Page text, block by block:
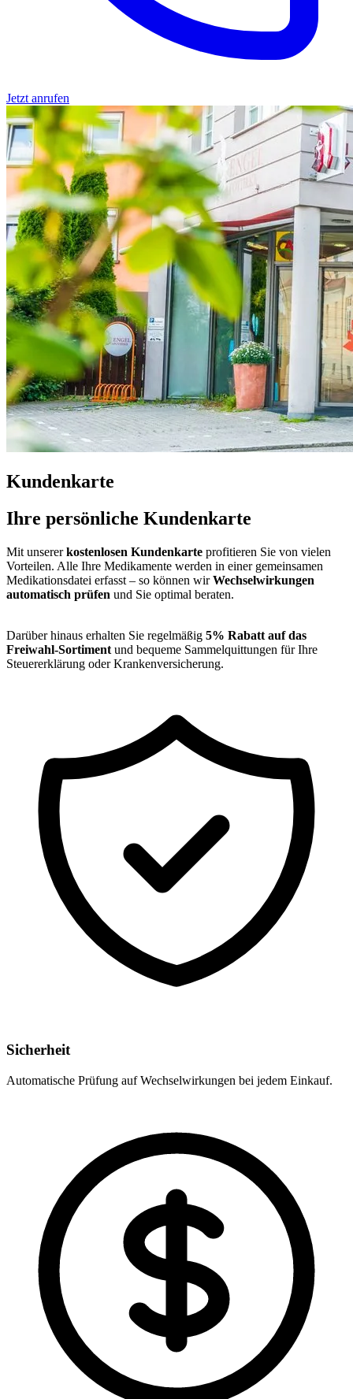
Jetzt anrufen
Kundenkarte
Ihre persönliche Kundenkarte
Mit unsererkostenlosen Kundenkarte profitieren Sie von vielen
Vorteilen. Alle Ihre Medikamente werden in einer gemeinsamen
Medikationsdatei erfasst – so können wirWechselwirkungen
automatisch prüfen und Sie optimal beraten.
Darüber hinaus erhalten Sie regelmäßig 5% Rabatt auf das
Freiwahl-Sortiment und bequeme Sammelquittungen für Ihre
Steuererklärung oder Krankenversicherung.
Sicherheit
Automatische Prüfung auf Wechselwirkungen bei jedem Einkauf.